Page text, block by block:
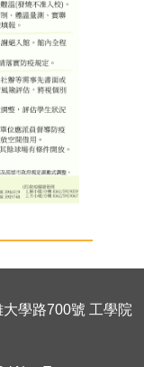
學路700號 工學院